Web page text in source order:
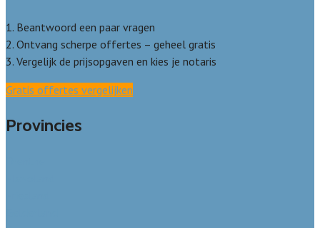
1. Beantwoord een paar vragen
2. Ontvang scherpe offertes – geheel gratis
3. Vergelijk de prijsopgaven en kies je notaris
Gratis offertes vergelijken
Provincies